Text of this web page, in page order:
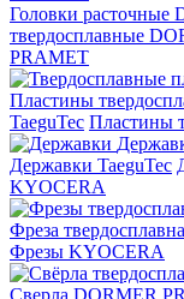
Головки расточные
твердосплавные
PRAMET
Пластины
TaeguTec Пластины
Державки TaeguTec
KYOCERA
Фреза
Фрезы KYOCERA